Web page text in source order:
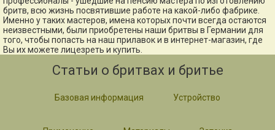
бритв, всю жизнь посвятившие работе на какой-либо фабрике.
Именно у таких мастеров, имена которых почти всегда остаются
неизвестными, были приобретены наши бритвы в Германии для
того, чтобы попасть на наш прилавок и в интернет-магазин, где
Вы их можете лицезреть и купить.
Статьи о бритвах и бритье
Базовая информация Устройство